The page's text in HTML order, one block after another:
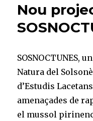
Nou
SOSNOCTUNES,
Natura del
d’Estudis
amenaçades de
el mussol